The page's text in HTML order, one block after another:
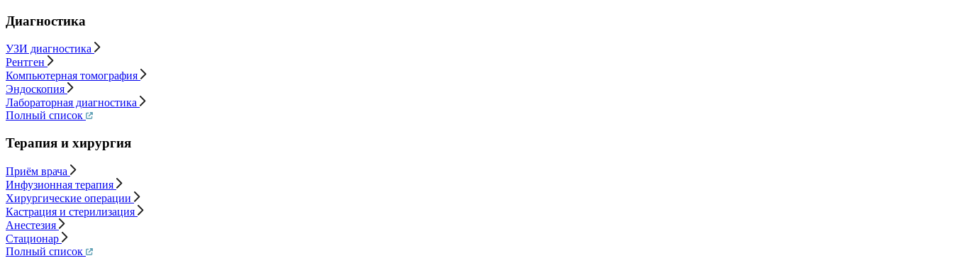
Диагностика
УЗИ диагностика
Рентген
Компьютерная томография
Эндоскопия
Лабораторная диагностика
Полный список
Терапия и хирургия
Приём врача
Инфузионная терапия
Хирургические операции
Кастрация и стерилизация
Анестезия
Стационар
Полный список